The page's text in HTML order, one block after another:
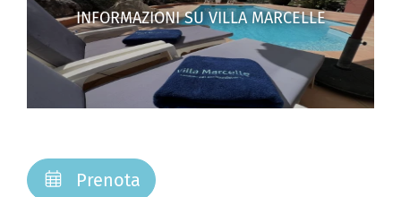
INFORMAZIONI SU VILLA MARCELLE
Prenota